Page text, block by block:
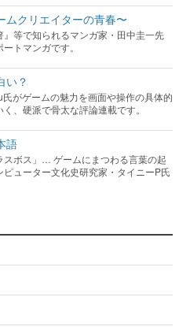
ムクリエイターの青春〜
』等で知られるマンガ家・田中圭一先
トマンガです。
い？
がゲームの魅力を画面や操作の具体的
、硬派で骨太な評論連載です。
語
スボス」… ゲームにまつわる言葉の起
ューター文化史研究家・タイニーP氏